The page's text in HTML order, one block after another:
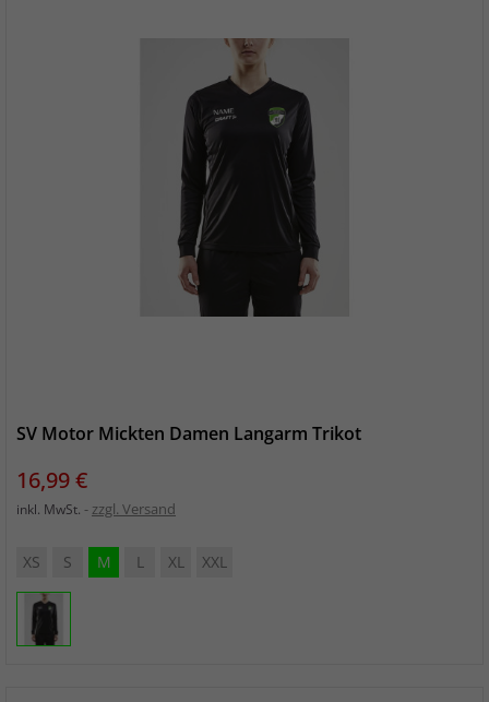
SV Motor Mickten Damen Langarm Trikot
Preis
16,99 €
inkl. MwSt. zzgl. Versand
XS S M L XL XXL